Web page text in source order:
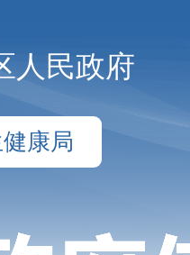
人民政府
康局